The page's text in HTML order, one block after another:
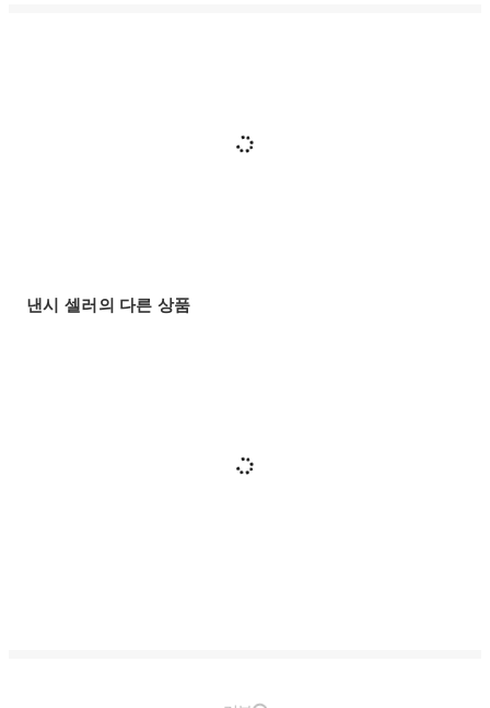
낸시 셀러의 다른 상품